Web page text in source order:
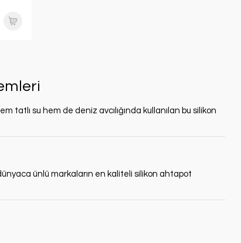
tatlı su hem de deniz avcılığında kullanılan bu silikon
ünlü markaların en kaliteli silikon ahtapot